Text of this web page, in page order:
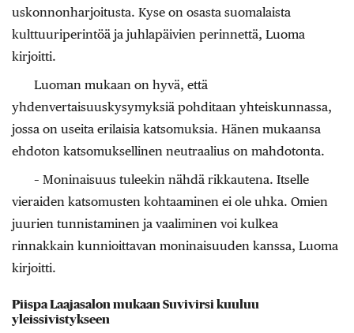
uskonnonharjoitusta. Kyse on osasta suomalaista
kulttuuriperintöä ja juhlapäivien perinnettä, Luoma
kirjoitti.
Luoman mukaan on hyvä, että
yhdenvertaisuuskysymyksiä pohditaan yhteiskunnassa,
jossa on useita erilaisia katsomuksia. Hänen mukaansa
ehdoton katsomuksellinen neutraalius on mahdotonta.
– Moninaisuus tuleekin nähdä rikkautena. Itselle
vieraiden katsomusten kohtaaminen ei ole uhka. Omien
juurien tunnistaminen ja vaaliminen voi kulkea
rinnakkain kunnioittavan moninaisuuden kanssa, Luoma
kirjoitti.
Piispa Laajasalon mukaan Suvivirsi kuuluu
yleissivistykseen